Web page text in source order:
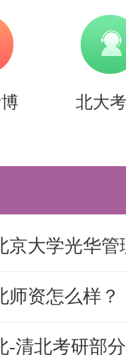
做真题，同
高自己快速
一阶段要求
高，并进行
化自身复习薄
北大
师资怎么样？
-清北考研部